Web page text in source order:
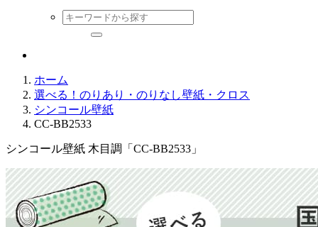
ホーム
選べる！のりあり・のりなし壁紙・クロス
シンコール壁紙
CC-BB2533
シンコール壁紙 木目調「CC-BB2533」